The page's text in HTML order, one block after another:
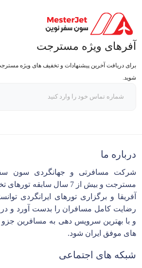
آفرهای ویژه مسترجت
برای دریافت آخرین پیشنهادات و تخفیف های ویژه
شوید.
درباره ما
شرکت مسافرتی و جهانگردی سون
مسترجت و بیش از 7 سال سابقه
آفریقا و برگزاری تورهای ایرانگردی
رضایت کامل مسافران را بدست آورد و
و با بهترین سرویس دهی به مسافرین جزو
های موفق ایران شود.
شبکه های اجتماعی